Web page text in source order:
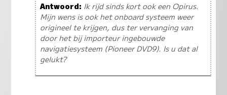
Antwoord: Ik rijd sinds kort ook een Opirus.
Mijn wens is ook het onboard systeem weer
origineel te krijgen, dus ter vervanging van
door het bij importeur ingebouwde
navigatiesysteem (Pioneer DVD9). Is u dat al
gelukt?